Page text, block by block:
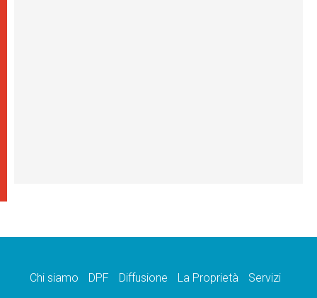
Chi siamo DPF Diffusione La Proprietà
Servizi